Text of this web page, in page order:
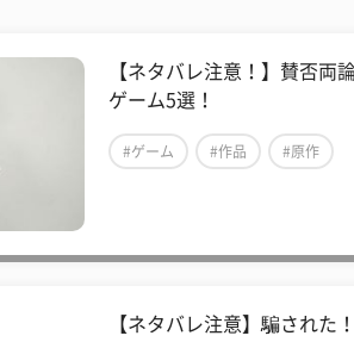
【ネタバレ注意！】賛否両
ゲーム5選！
#ゲーム #作品 #原作
【ネタバレ注意】騙された